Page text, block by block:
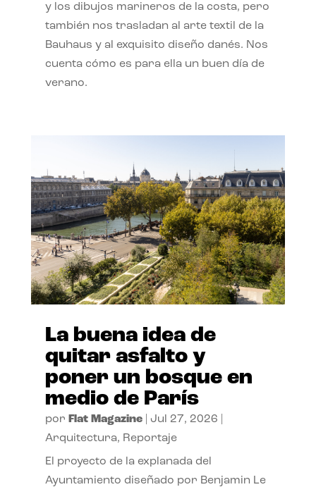
y los dibujos marineros de la costa, pero
también nos trasladan al arte textil de la
Bauhaus y al exquisito diseño danés. Nos
cuenta cómo es para ella un buen día de
verano.
La buena idea de
quitar asfalto y
poner un bosque en
medio de París
por Flat Magazine| Jul 27, 2026
Arquitectura, Reportaje
El proyecto de la explanada del
Ayuntamiento diseñado por Benjamin Le